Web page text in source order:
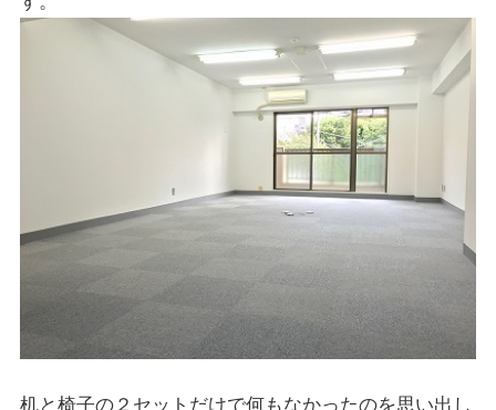
机と椅子の２セットだけで何もなかったのを思い出し